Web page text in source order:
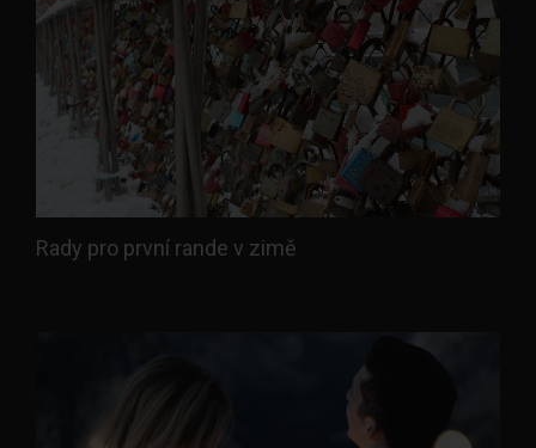
Rady pro první rande v zimě